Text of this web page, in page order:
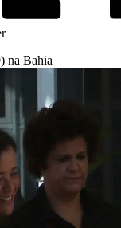
na Bahia